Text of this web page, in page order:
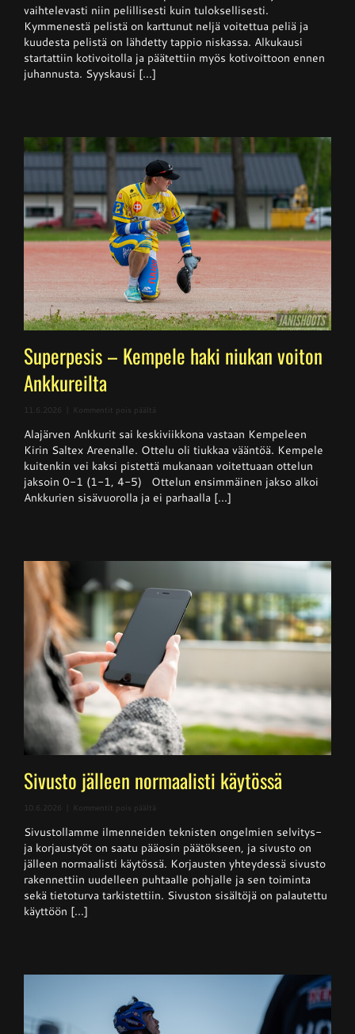
Kangerteleva
kevätkausi
vaihtelevasti niin pelillisesti kuin tuloksellisesti.
Kymmenestä pelistä on karttunut neljä voitettua peliä ja
kuudesta pelistä on lähdetty tappio niskassa. Alkukausi
startattiin kotivoitolla ja päätettiin myös kotivoittoon ennen
juhannusta. Syyskausi [...]
Superpesis – Kempele haki niukan voiton
Ankkureilta
11.6.2026 Kommentit pois päältä
–
Kempele
haki
niukan
voiton
Ankkureilta
Alajärven Ankkurit sai keskiviikkona vastaan Kempeleen
Kirin Saltex Areenalle. Ottelu oli tiukkaa vääntöä. Kempele
kuitenkin vei kaksi pistettä mukanaan voitettuaan ottelun
jaksoin 0-1 (1-1, 4-5) Ottelun ensimmäinen jakso alkoi
Ankkurien sisävuorolla ja ei parhaalla [...]
Sivusto jälleen normaalisti käytössä
10.6.2026 Kommentit pois päältä
jälleen
normaalisti
käytössä
Sivustollamme ilmenneiden teknisten ongelmien selvitys-
ja korjaustyöt on saatu pääosin päätökseen, ja sivusto on
jälleen normaalisti käytössä. Korjausten yhteydessä sivusto
rakennettiin uudelleen puhtaalle pohjalle ja sen toiminta
sekä tietoturva tarkistettiin. Sivuston sisältöjä on palautettu
käyttöön [...]